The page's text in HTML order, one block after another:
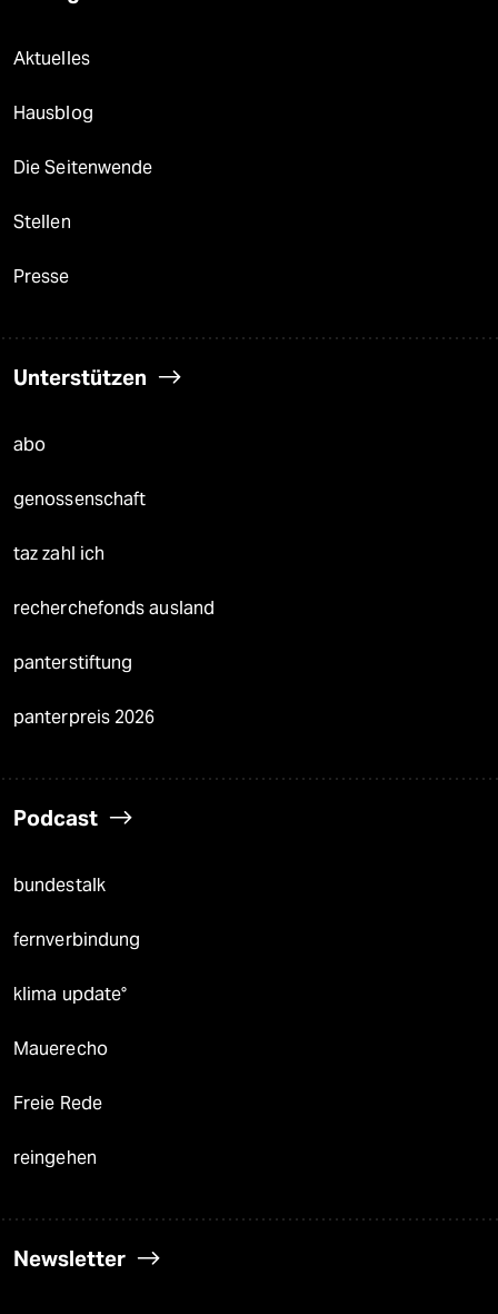
Aktuelles
Hausblog
Die Seitenwende
Stellen
Presse
Unterstützen
abo
genossenschaft
taz zahl ich
recherchefonds ausland
panterstiftung
panterpreis 2026
Podcast
bundestalk
fernverbindung
klima update°
Mauerecho
Freie Rede
reingehen
Newsletter